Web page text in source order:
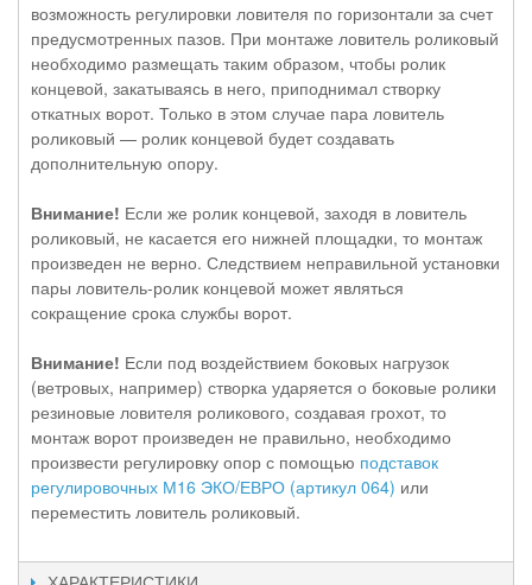
возможность регулировки ловителя по горизонтали за счет
предусмотренных пазов. При монтаже ловитель роликовый
необходимо размещать таким образом, чтобы ролик
концевой, закатываясь в него, приподнимал створку
откатных ворот. Только в этом случае пара ловитель
роликовый — ролик концевой будет создавать
дополнительную опору.
Внимание! Если же ролик концевой, заходя в ловитель
роликовый, не касается его нижней площадки, то монтаж
произведен не верно. Следствием неправильной установки
пары ловитель-ролик концевой может являться
сокращение срока службы ворот.
Внимание! Если под воздействием боковых нагрузок
(ветровых, например) створка ударяется о боковые ролики
резиновые ловителя роликового, создавая грохот, то
монтаж ворот произведен не правильно, необходимо
произвести регулировку опор с помощью подставок
регулировочных М16 ЭКО/ЕВРО (артикул 064) или
переместить ловитель роликовый.